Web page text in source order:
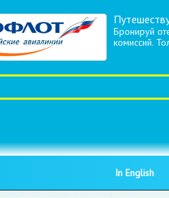
Бронируй
комиссий.
In English